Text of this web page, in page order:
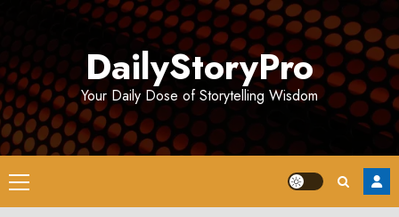
DailyStoryPro
Your Daily Dose of Storytelling Wisdom
Primary
Menu